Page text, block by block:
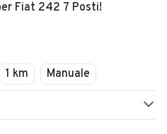
Fiat 242 7 Posti!
1 km Manuale